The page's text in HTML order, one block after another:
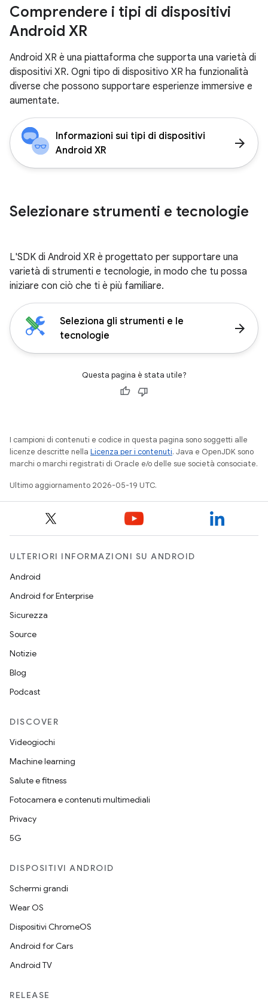
Comprendere i tipi di dispositivi
Android XR
Android XR è una piattaforma che supporta una varietà di
dispositivi XR. Ogni tipo di dispositivo XR ha funzionalità
diverse che possono supportare esperienze immersive e
aumentate.
Informazioni sui tipi di dispositivi
Android XR
arrow_forward
Selezionare strumenti e tecnologie
L'SDK di Android XR è progettato per supportare una
varietà di strumenti e tecnologie, in modo che tu possa
iniziare con ciò che ti è più familiare.
Seleziona gli strumenti e le
tecnologie
arrow_forward
Questa pagina è stata utile?
I campioni di contenuti e codice in questa pagina sono soggetti alle
licenze descritte nella Licenza per i contenuti. Java e OpenJDK sono
marchi o marchi registrati di Oracle e/o delle sue società consociate.
Ultimo aggiornamento 2026-05-19 UTC.
ULTERIORI INFORMAZIONI SU ANDROID
Android
Android for Enterprise
Sicurezza
Source
Notizie
Blog
Podcast
DISCOVER
Videogiochi
Machine learning
Salute e fitness
Fotocamera e contenuti multimediali
Privacy
5G
DISPOSITIVI ANDROID
Schermi grandi
Wear OS
Dispositivi ChromeOS
Android for Cars
Android TV
RELEASE